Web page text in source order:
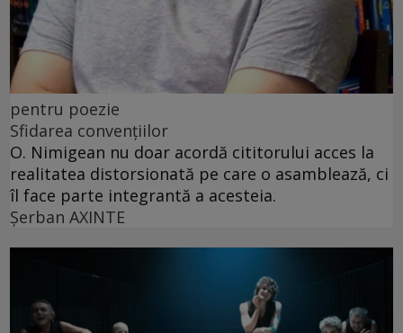
pentru poezie
Sfidarea convențiilor
O. Nimigean nu doar acordă cititorului acces la
realitatea distorsionată pe care o asamblează, ci
îl face parte integrantă a acesteia.
Şerban AXINTE